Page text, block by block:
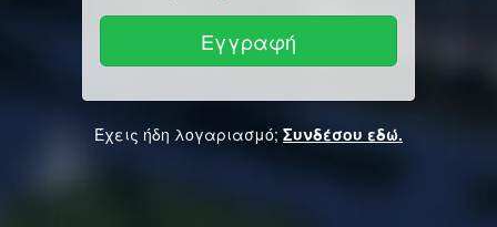
Έχεις ήδη λογαριασμό; Συνδέσου εδώ.